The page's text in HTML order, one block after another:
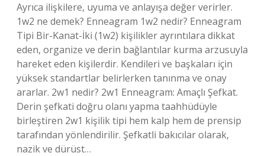
Ayrıca ilişkilere, uyuma ve anlayışa değer verirler.
1w2 ne demek? Enneagram 1w2 nedir? Enneagram
Tipi Bir-Kanat-İki (1w2) kişilikler ayrıntılara dikkat
eden, organize ve derin bağlantılar kurma arzusuyla
hareket eden kişilerdir. Kendileri ve başkaları için
yüksek standartlar belirlerken tanınma ve onay
ararlar. 2w1 nedir? 2w1 Enneagram: Amaçlı Şefkat.
Derin şefkati doğru olanı yapma taahhüdüyle
birleştiren 2w1 kişilik tipi hem kalp hem de prensip
tarafından yönlendirilir. Şefkatli bakıcılar olarak,
nazik ve dürüst…